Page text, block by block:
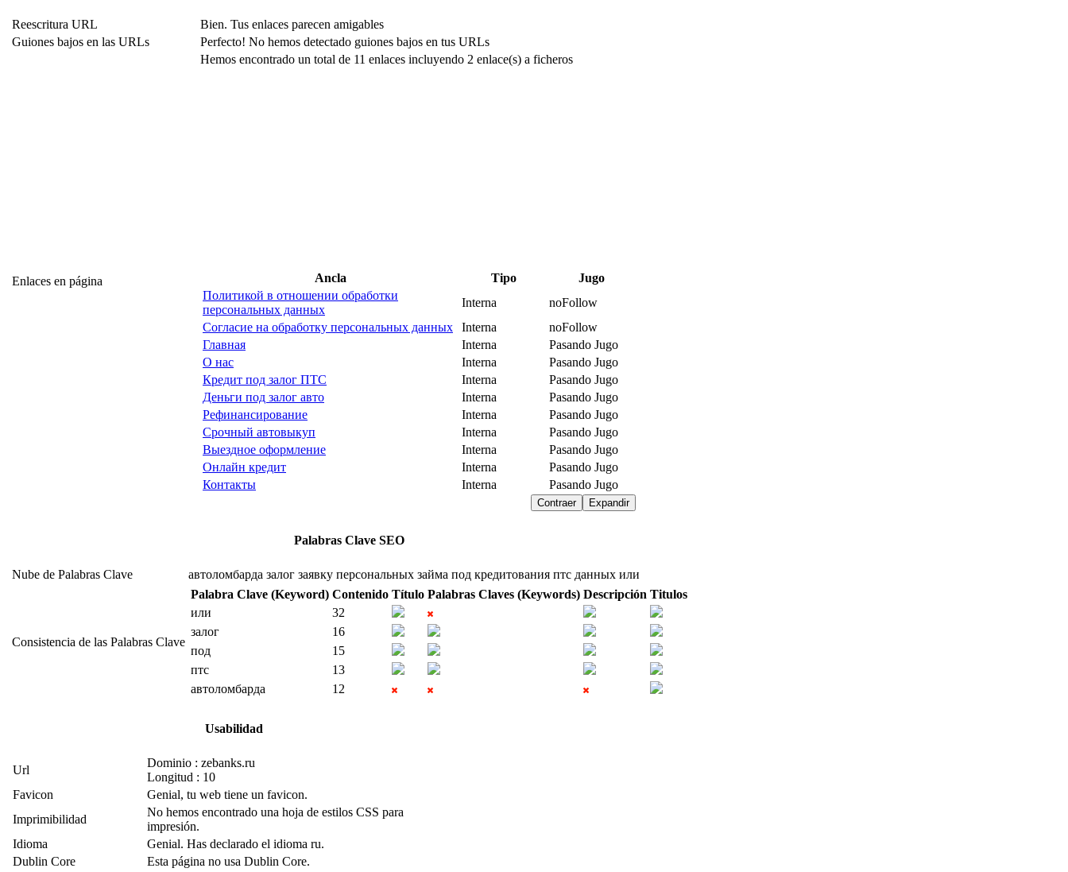
Reescritura URL
Bien. Tus enlaces parecen amigables
Guiones bajos en las URLs
Perfecto! No hemos detectado guiones bajos en tus URLs
Enlaces en página
Hemos encontrado un total de 11 enlaces incluyendo 2 enlace(s) a ficheros
Ancla Tipo
Jugo
Политикой в отношении обработки
персональных данных
Interna
noFollow
Согласие на обработку персональных данных
Interna
noFollow
Главная
Interna
Pasando Jugo
О нас
Interna
Pasando Jugo
Кредит под залог ПТС
Interna
Pasando Jugo
Деньги под залог авто
Interna
Pasando Jugo
Рефинансирование
Interna
Pasando Jugo
Срочный автовыкуп
Interna
Pasando Jugo
Выездное оформление
Interna
Pasando Jugo
Онлайн кредит
Interna
Pasando Jugo
Контакты
Interna Pasando Jugo
Expandir
Contraer
Palabras Clave SEO
Nube de Palabras Clave автоломбарда залог заявку персональных займа под кредитования птс данных или
Consistencia de las Palabras Clave
Palabra Clave (Keyword) Contenido Título Palabras Claves (Keywords) Descripción Titulos
или
32
залог
16
под
15
птс
13
автоломбарда
12
Usabilidad
Url
Dominio : zebanks.ru
Longitud : 10
Favicon
Genial, tu web tiene un favicon.
Imprimibilidad
No hemos encontrado una hoja de estilos CSS para
impresión.
Idioma
Genial. Has declarado el idioma ru.
Dublin Core
Esta página no usa Dublin Core.